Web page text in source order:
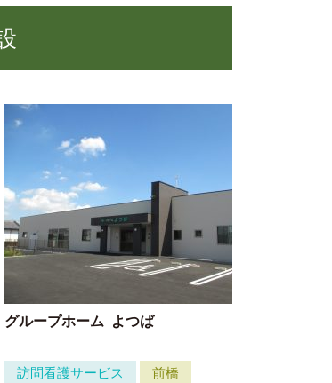
グループホーム よつば
訪問看護サービス 前橋